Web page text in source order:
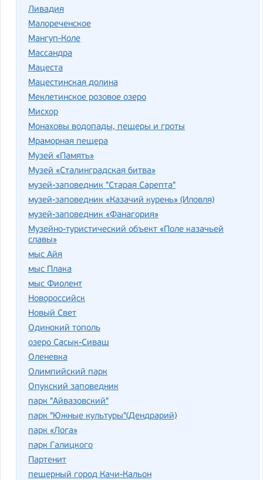
Ливадия
Малореченское
Мангуп-Коле
Массандра
Мацеста
Мацестинская долина
Меклетинское розовое озеро
Мисхор
Монаховы водопады, пещеры и гроты
Мраморная пещера
Музей «Память»
Музей «Сталинградская битва»
музей-заповедник "Старая Сарепта"
музей-заповедник «Казачий курень» (Иловля)
музей-заповедник «Фанагория»
Музейно-туристический объект «Поле казачьей
славы»
мыс Айя
мыс Плака
мыс Фиолент
Новороссийск
Новый Свет
Одинокий тополь
озеро Сасык-Сиваш
Оленевка
Олимпийский парк
Опукский заповедник
парк "Айвазовский"
парк "Южные культуры"(Дендрарий)
парк «Лога»
парк Галицкого
Партенит
пещерный город Качи-Кальон